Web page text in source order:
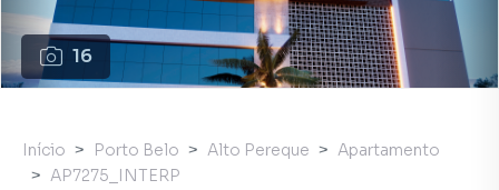
16
Início Porto Belo Alto Pereque
Apartamento
AP7275_INTERP